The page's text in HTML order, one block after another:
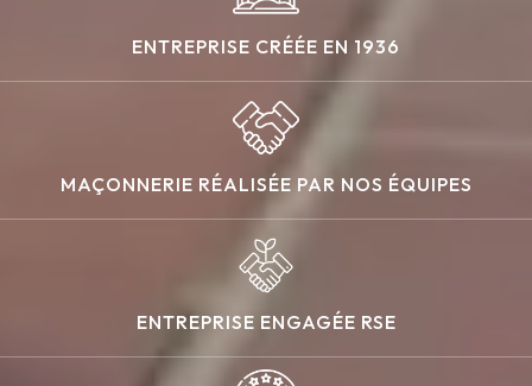
ENTREPRISE CRÉÉE EN 1936
MAÇONNERIE RÉALISÉE PAR NOS ÉQUIPES
ENTREPRISE ENGAGÉE RSE